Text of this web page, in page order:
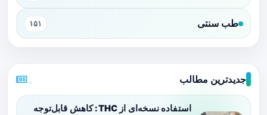
طب سنتی ۱۵۱
جدیدترین مطالب
استفاده نسخه‌ای از THC: کاهش قابل‌توجه